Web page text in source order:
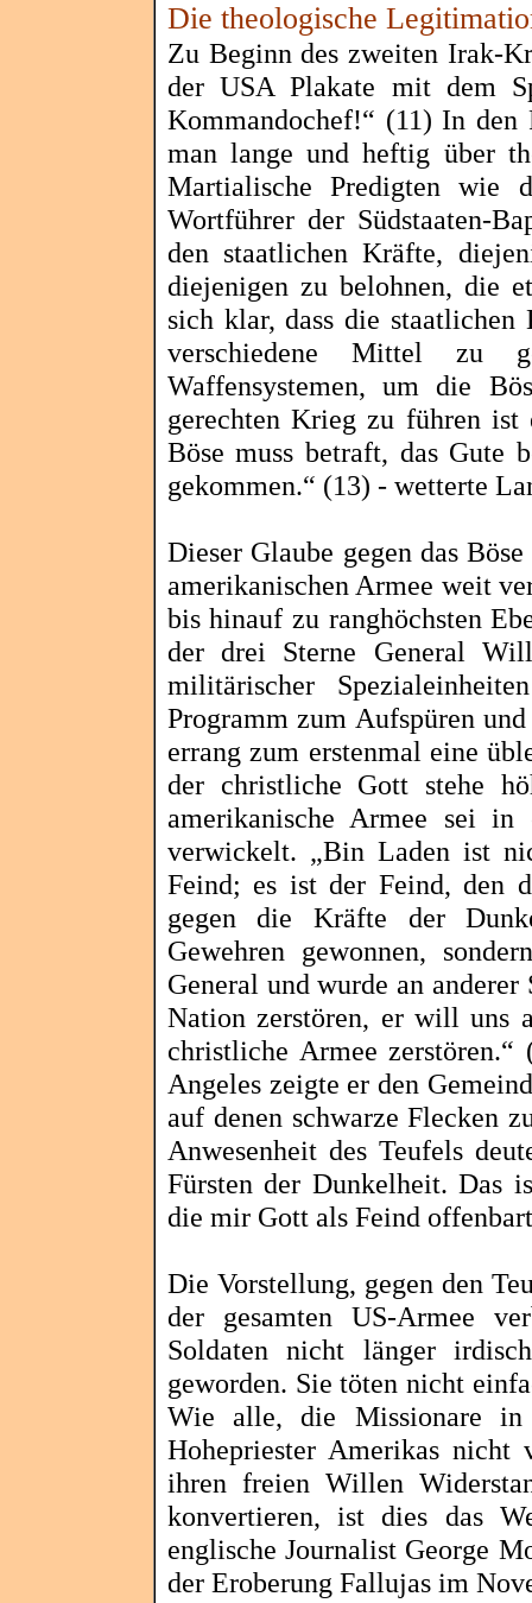
Die theologische
Zu Beginn des zweiten Irak-
der USA Plakate mit dem
Kommandochef!“ (11) In den
man lange und heftig über
Martialische Predigten wie
Wortführer der Südstaaten-
den staatlichen Kräfte,
diejenigen zu belohnen, die
sich klar, dass die
verschiedene Mittel zu
Waffensystemen, um die
gerechten Krieg zu führen
Böse muss betraft, das
gekommen.“ (13) - wetterte
Dieser Glaube gegen das
amerikanischen Armee weit
bis hinauf zu ranghöchsten
der drei Sterne General
militärischer
Programm zum Aufspüren
errang zum erstenmal eine
der christliche Gott stehe
amerikanische Armee sei
verwickelt. „Bin Laden ist
Feind; es ist der Feind, den
gegen die Kräfte der
Gewehren gewonnen,
General und wurde an
Nation zerstören, er will uns
christliche Armee
Angeles zeigte er den
auf denen schwarze Flecken
Anwesenheit des Teufels
Fürsten der Dunkelheit. Das
die mir Gott als Feind
Die Vorstellung, gegen den
der gesamten US-Armee
Soldaten nicht länger
geworden. Sie töten nicht
Wie alle, die Missionare
Hohepriester Amerikas nicht
ihren freien Willen
konvertieren, ist dies das
englische Journalist George
der EroberungFallujas im